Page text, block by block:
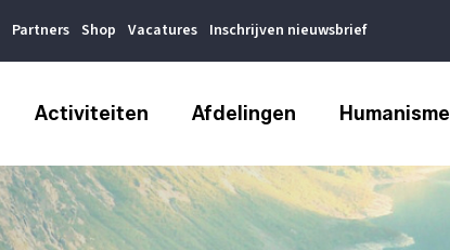
Partners Shop Vacatures Inschrijven nieuwsbrief
Activiteiten Afdelingen Humanisme